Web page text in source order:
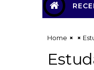
Home